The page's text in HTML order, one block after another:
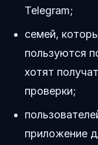
Telegram;
семей,
пользуются
хотят
проверки;
приложение